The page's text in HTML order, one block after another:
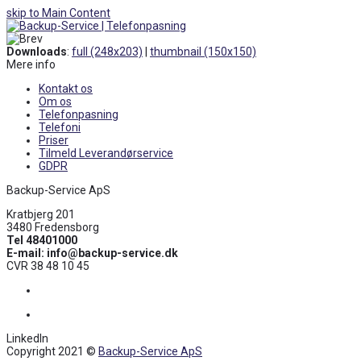
skip to Main Content
Open
Mobile
Menu
Downloads: full (248x203)
thumbnail (150x150)
Mere info
Kontakt os
Om os
Telefonpasning
Telefoni
Priser
Tilmeld Leverandørservice
GDPR
Backup-Service ApS
Kratbjerg 201
3480 Fredensborg
Tel 48401000
E-mail: info@backup-service.dk
CVR 38 48 10 45
LinkedIn
Copyright 2021 © Backup-Service ApS